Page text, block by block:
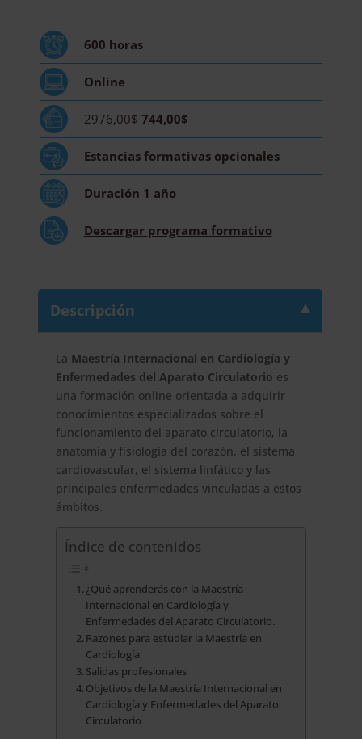
del
Circulatorio
600 horas
Online
2976,00$ 744,00$
Estancias formativas opcionales
Duración 1 año
Descargar programa formativo
Descripción
La Maestría Internacional en Cardiología y
Enfermedades del Aparato Circulatorio es
una formación online orientada a adquirir
conocimientos especializados sobre el
funcionamiento del aparato circulatorio, la
anatomía y fisiología del corazón, el sistema
cardiovascular, el sistema linfático y las
principales enfermedades vinculadas a estos
ámbitos.
Índice de contenidos
¿Qué aprenderás con la Maestría
Internacional en Cardiología y
Enfermedades del Aparato Circulatorio.
Razones para estudiar la Maestría en
Cardiología
Salidas profesionales
Objetivos de la Maestría Internacional en
Cardiología y Enfermedades del Aparato
Circulatorio